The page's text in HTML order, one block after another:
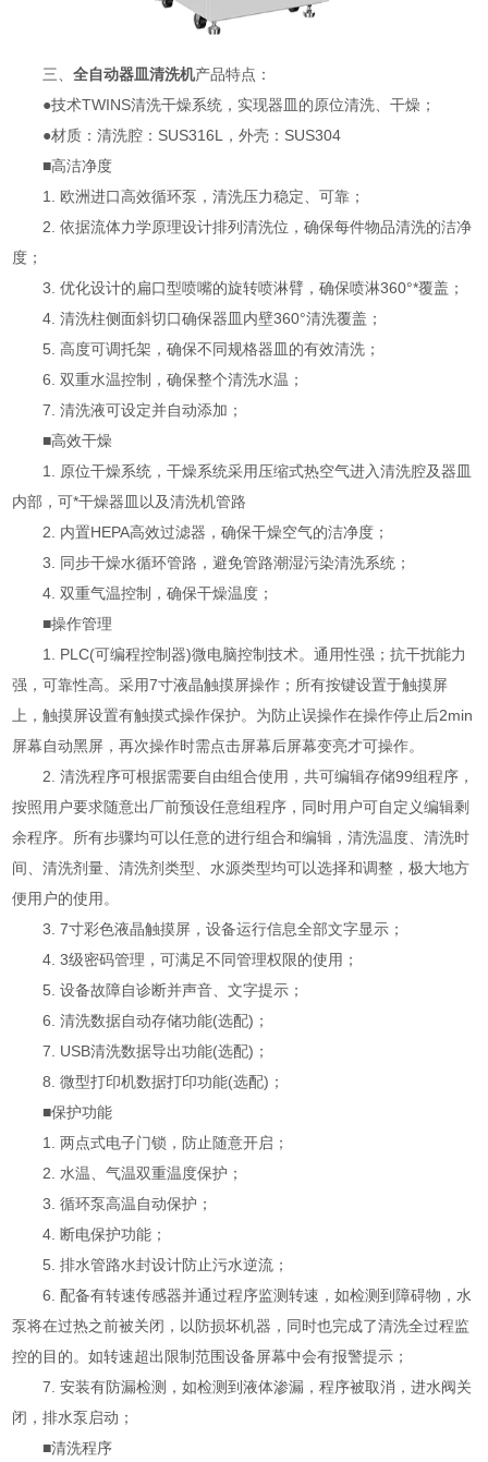
三、全自动器皿清洗机产品特点：
●技术TWINS清洗干燥系统，实现器皿的原位清洗、干燥；
●材质：清洗腔：SUS316L，外壳：SUS304
■高洁净度
1. 欧洲进口高效循环泵，清洗压力稳定、可靠；
2. 依据流体力学原理设计排列清洗位，确保每件物品清洗的洁净
度；
3. 优化设计的扁口型喷嘴的旋转喷淋臂，确保喷淋360°*覆盖；
4. 清洗柱侧面斜切口确保器皿内壁360°清洗覆盖；
5. 高度可调托架，确保不同规格器皿的有效清洗；
6. 双重水温控制，确保整个清洗水温；
7. 清洗液可设定并自动添加；
■高效干燥
1. 原位干燥系统，干燥系统采用压缩式热空气进入清洗腔及器皿
内部，可*干燥器皿以及清洗机管路
2. 内置HEPA高效过滤器，确保干燥空气的洁净度；
3. 同步干燥水循环管路，避免管路潮湿污染清洗系统；
4. 双重气温控制，确保干燥温度；
■操作管理
1. PLC(可编程控制器)微电脑控制技术。通用性强；抗干扰能力
强，可靠性高。采用7寸液晶触摸屏操作；所有按键设置于触摸屏
上，触摸屏设置有触摸式操作保护。为防止误操作在操作停止后2min
屏幕自动黑屏，再次操作时需点击屏幕后屏幕变亮才可操作。
2. 清洗程序可根据需要自由组合使用，共可编辑存储99组程序，
按照用户要求随意出厂前预设任意组程序，同时用户可自定义编辑剩
余程序。所有步骤均可以任意的进行组合和编辑，清洗温度、清洗时
间、清洗剂量、清洗剂类型、水源类型均可以选择和调整，极大地方
便用户的使用。
3. 7寸彩色液晶触摸屏，设备运行信息全部文字显示；
4. 3级密码管理，可满足不同管理权限的使用；
5. 设备故障自诊断并声音、文字提示；
6. 清洗数据自动存储功能(选配)；
7. USB清洗数据导出功能(选配)；
8. 微型打印机数据打印功能(选配)；
■保护功能
1. 两点式电子门锁，防止随意开启；
2. 水温、气温双重温度保护；
3. 循环泵高温自动保护；
4. 断电保护功能；
5. 排水管路水封设计防止污水逆流；
6. 配备有转速传感器并通过程序监测转速，如检测到障碍物，水
泵将在过热之前被关闭，以防损坏机器，同时也完成了清洗全过程监
控的目的。如转速超出限制范围设备屏幕中会有报警提示；
7. 安装有防漏检测，如检测到液体渗漏，程序被取消，进水阀关
闭，排水泵启动；
■清洗程序